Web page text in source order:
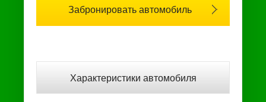
Забронировать автомобиль
Характеристики автомобиля